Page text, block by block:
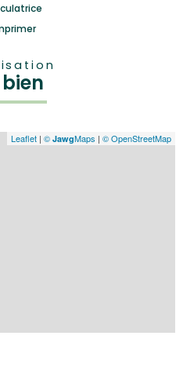
Leaflet | © JawgMaps | © OpenStreetMap